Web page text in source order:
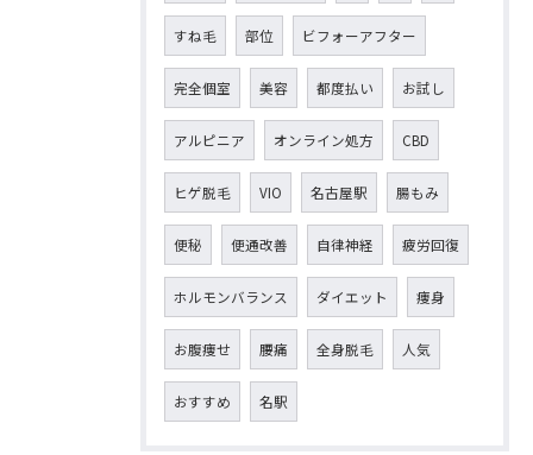
すね毛 部位 ビフォーアフター
完全個室 美容 都度払い お試し
アルピニア オンライン処方 CBD
ヒゲ脱毛 VIO 名古屋駅 腸もみ
便秘 便通改善 自律神経 疲労回復
ホルモンバランス ダイエット 痩身
お腹痩せ 腰痛 全身脱毛 人気
おすすめ 名駅